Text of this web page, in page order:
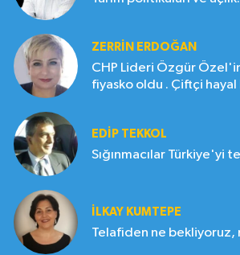
ZERRIN ERDOĞAN
CHP Lideri Özgür
fiyasko oldu . Çiftçi hayal
EDIP TEKKOL
Sığınmacılar Türkiye'yi
İLKAY KUMTEPE
Telafiden ne bekliyoruz,